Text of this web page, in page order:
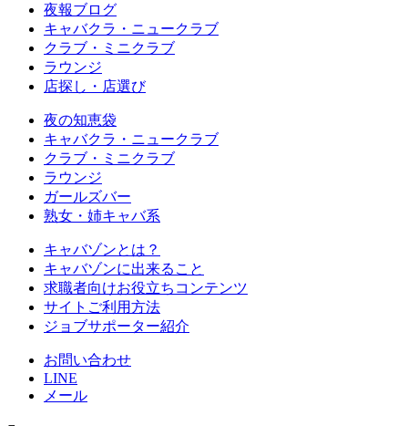
夜報ブログ
キャバクラ・ニュークラブ
クラブ・ミニクラブ
ラウンジ
店探し・店選び
夜の知恵袋
キャバクラ・ニュークラブ
クラブ・ミニクラブ
ラウンジ
ガールズバー
熟女・姉キャバ系
キャバゾンとは？
キャバゾンに出来ること
求職者向けお役⽴ちコンテンツ
サイトご利⽤方法
ジョブサポーター紹介
お問い合わせ
LINE
メール